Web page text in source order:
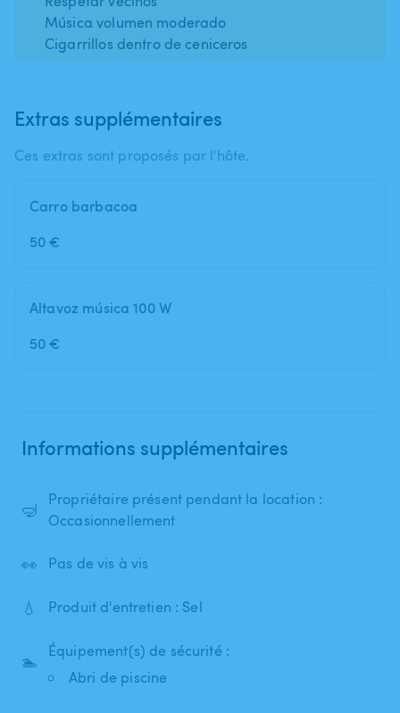
Música volumen moderado
Cigarrillos dentro de ceniceros
Extras supplémentaires
Ces extras sont proposés par l'hôte.
Carro barbacoa
50 €
Altavoz música 100 W
50 €
Informations supplémentaires
🤿
Propriétaire présent pendant la location :
Occasionnellement
👀 Pas de vis à vis
💧 Produit d'entretien : Sel
🏊
Équipement(s) de sécurité :
Abri de piscine